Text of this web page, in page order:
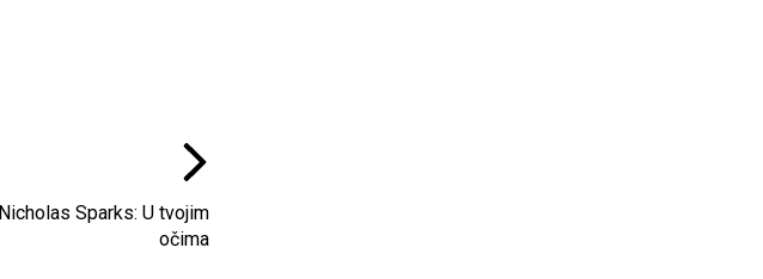
Nicholas Sparks: U tvojim
očima